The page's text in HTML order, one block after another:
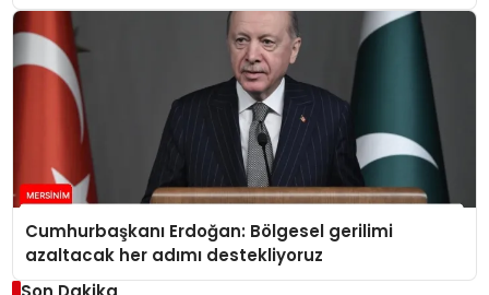
Cumhurbaşkanı Erdoğan: Bölgesel gerilimi
azaltacak her adımı destekliyoruz